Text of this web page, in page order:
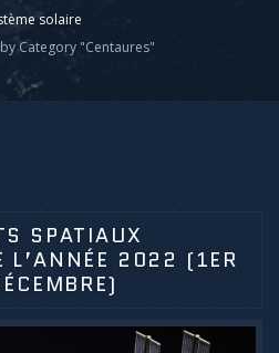
solaire
Category "Centaures"
SPATIAUX
L’ANNÉE 2022 (1ER